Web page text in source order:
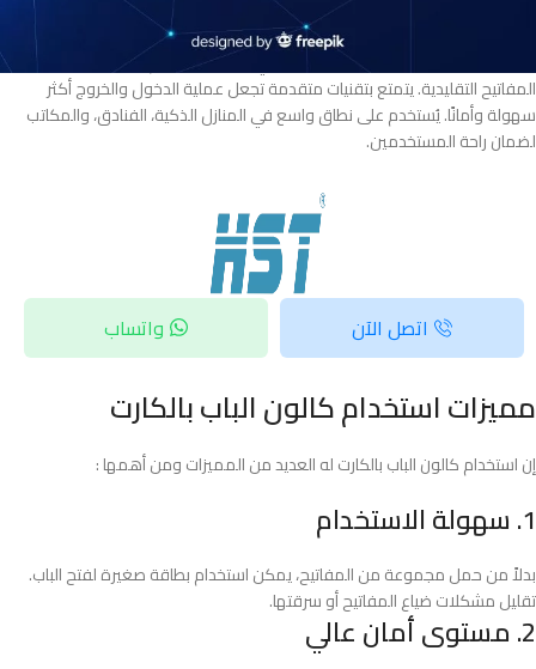
كالون الباب بالكارت هو جهاز قفل إلكتروني يعمل باستخدام بطاقة ذكية بدلاً من
المفاتيح التقليدية. يتمتع بتقنيات متقدمة تجعل عملية الدخول والخروج أكثر
سهولة وأمانًا. يُستخدم على نطاق واسع في المنازل الذكية، الفنادق، والمكاتب
لضمان راحة المستخدمين.
اتصل الآن واتساب
مميزات استخدام كالون الباب بالكارت
إن استخدام كالون الباب بالكارت له العديد من المميزات ومن أهمها :
1. سهولة الاستخدام
بدلاً من حمل مجموعة من المفاتيح، يمكن استخدام بطاقة صغيرة لفتح الباب.
تقليل مشكلات ضياع المفاتيح أو سرقتها.
2. مستوى أمان عالي